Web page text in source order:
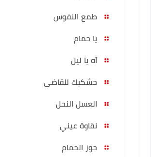
طمع النفوس
يا حمام
آه يا ليل
حشكيك للقاضى
العسل النحل
نقاوة عيني
جوز الحمام